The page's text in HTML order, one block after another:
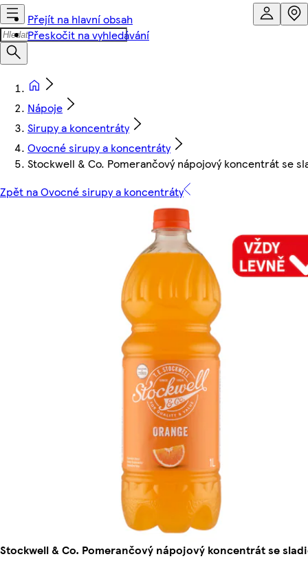
Přejít na hlavní obsah
Přeskočit na vyhledávání
Nápoje
Sirupy a koncentráty
Ovocné sirupy a koncentráty
Stockwell & Co. Pomerančový nápojový koncentrát se
Zpět na Ovocné sirupy a koncentráty
Stockwell & Co. Pomerančový nápojový koncentrát se